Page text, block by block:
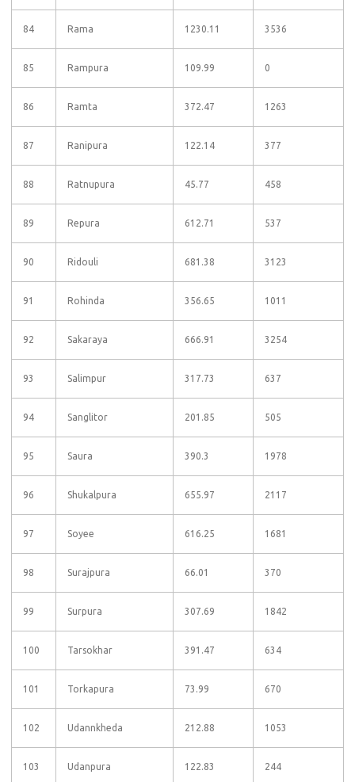
84 Rama 1230.11 3536
85 Rampura 109.99 0
86 Ramta 372.47 1263
87 Ranipura 122.14 377
88 Ratnupura 45.77 458
89 Repura 612.71 537
90 Ridouli 681.38 3123
91 Rohinda 356.65 1011
92 Sakaraya 666.91 3254
93 Salimpur 317.73 637
94 Sanglitor 201.85 505
95 Saura 390.3 1978
96 Shukalpura 655.97 2117
97 Soyee 616.25 1681
98 Surajpura 66.01 370
99 Surpura 307.69 1842
100 Tarsokhar 391.47 634
101 Torkapura 73.99 670
102 Udannkheda 212.88 1053
103 Udanpura 122.83 244